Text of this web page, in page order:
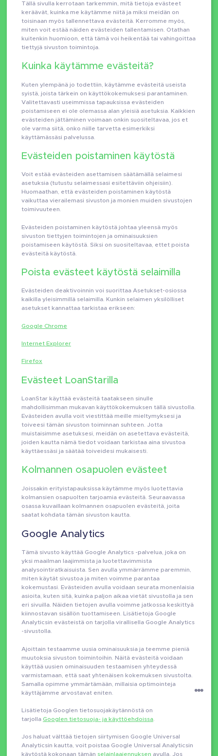
Tällä sivulla kerrotaan tarkemmin, mitä tietoja evästeet
keräävät, kuinka me käytämme niitä ja miksi meidän on
toisinaan myös tallennettava evästeitä. Kerromme myös,
miten voit estää näiden evästeiden tallentamisen. Otathan
kuitenkin huomioon, että tämä voi heikentää tai vahingoittaa
tiettyjä sivuston toimintoja.
Kuinka käytämme evästeitä?
Kuten ylempänä jo todettiin, käytämme evästeitä useista
syistä, joista tärkein on käyttökokemuksesi parantaminen.
Valitettavasti useimmissa tapauksissa evästeiden
poistamiseen ei ole olemassa alan yleisiä asetuksia. Kaikkien
evästeiden jättäminen voimaan onkin suositeltavaa, jos et
ole varma siitä, onko niille tarvetta esimerkiksi
käyttämässäsi palvelussa.
Evästeiden poistaminen käytöstä
Voit estää evästeiden asettamisen säätämällä selaimesi
asetuksia (tutustu selaimessasi esitettäviin ohjeisiin).
Huomaathan, että evästeiden poistaminen käytöstä
vaikuttaa vierailemasi sivuston ja monien muiden sivustojen
toimivuuteen.
Evästeiden poistaminen käytöstä johtaa yleensä myös
sivuston tiettyjen toimintojen ja ominaisuuksien
poistamiseen käytöstä. Siksi on suositeltavaa, ettet poista
evästeitä käytöstä.
Poista evästeet käytöstä selaimilla
Evästeiden deaktivoinnin voi suorittaa Asetukset-osiossa
kaikilla yleisimmillä selaimilla. Kunkin selaimen yksilölliset
asetukset kannattaa tarkistaa erikseen:
Google Chrome
Internet Explorer
Firefox
Evästeet LoanStarilla
LoanStar käyttää evästeitä taatakseen sinulle
mahdollisimman mukavan käyttökokemuksen tällä sivustolla.
Evästeiden avulla voit viestittää meille mieltymyksesi ja
toiveesi tämän sivuston toiminnan suhteen. Jotta
muistaisimme asetuksesi, meidän on asetettava evästeitä,
joiden kautta nämä tiedot voidaan tarkistaa aina sivustoa
käyttäessäsi ja säätää toiveidesi mukaisesti.
Kolmannen osapuolen evästeet
Joissakin erityistapauksissa käytämme myös luotettavia
kolmansien osapuolten tarjoamia evästeitä. Seuraavassa
osassa kuvaillaan kolmannen osapuolen evästeitä, joita
saatat kohdata tämän sivuston kautta.
Google Analytics
Tämä sivusto käyttää Google Analytics -palvelua, joka on
yksi maailman laajimmista ja luotettavimmista
analysointiratkaisuista. Sen avulla ymmärrämme paremmin,
miten käytät sivustoa ja miten voimme parantaa
kokemustasi. Evästeiden avulla voidaan seurata monenlaisia
asioita, kuten sitä, kuinka paljon aikaa vietät sivustolla ja sen
eri sivuilla. Näiden tietojen avulla voimme jatkossa keskittyä
kiinnostavan sisällön tuottamiseen. Lisätietoja Google
Analyticsin evästeistä on tarjolla virallisella Google Analytics
-sivustolla.
Ajoittain testaamme uusia ominaisuuksia ja teemme pieniä
muutoksia sivuston toimintoihin. Näitä evästeitä voidaan
käyttää uusien ominaisuuden testaamisen yhteydessä
varmistamaan, että saat yhtenäisen kokemuksen sivustolta.
Samalla opimme ymmärtämään, millaisia optimointeja
käyttäjämme arvostavat eniten.
Lisätietoja Googlen tietosuojakäytännöstä on
tarjolla Googlen tietosuoja- ja käyttöehdoissa
Jos haluat välttää tietojen siirtymisen Google Universal
Analyticsin kautta, voit poistaa Google Universal Analyticsin
käytöstä kokonaan tämän selainlaajennuksen avulla. Jos